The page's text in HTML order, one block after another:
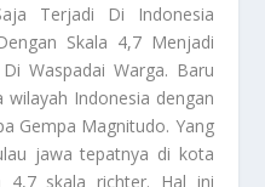
Terjadi Di Indonesia
Skala 4,7 Menjadi
Waspadai Warga. Baru
Indonesia dengan
Gempa Magnitudo. Yang
jawa tepatnya di kota
4,7 skala richter. Hal ini